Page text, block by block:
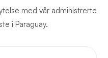
med vår administrerte
i Paraguay.